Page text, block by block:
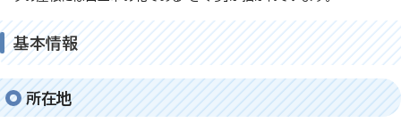
基本情報
所在地